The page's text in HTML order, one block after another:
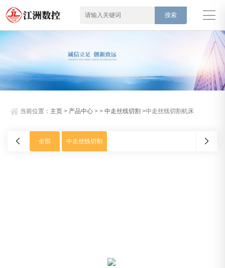
当前位置： 主页 > 产品中心 > >中走丝线切割 >中走丝线切割机床
全部 中走丝线切割